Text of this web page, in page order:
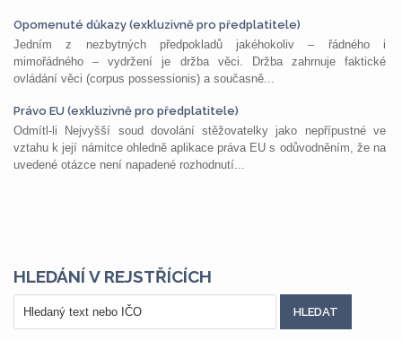
Opomenuté důkazy (exkluzivně pro předplatitele)
Jedním z nezbytných předpokladů jakéhokoliv – řádného i
mimořádného – vydržení je držba věci. Držba zahrnuje faktické
ovládání věci (corpus possessionis) a současně...
Právo EU (exkluzivně pro předplatitele)
Odmítl-li Nejvyšší soud dovolání stěžovatelky jako nepřípustné ve
vztahu k její námitce ohledně aplikace práva EU s odůvodněním, že na
uvedené otázce není napadené rozhodnutí...
HLEDÁNÍ V REJSTŘÍCÍCH